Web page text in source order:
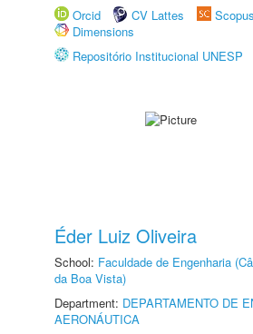
Orcid
CV Lattes Scopus
Dimensions
Repositório Institucional UNESP
Éder Luiz Oliveira
School: Faculdade de Engenharia
da Boa Vista)
Department: DEPARTAMENTO DE
AERONÁUTICA